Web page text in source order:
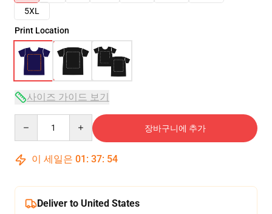
5XL
Print Location
사이즈 가이드 보기
장바구니에 추가
이 세일은 01 : 37: 54
Deliver to United States